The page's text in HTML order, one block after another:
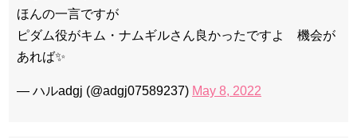
ほんの一言ですが
ピダム役がキム・ナムギルさん良かったですよ 機会が
あれば✨
— ハルadgj (@adgj07589237) May 8, 2022